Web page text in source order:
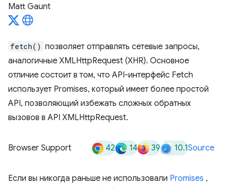
Matt Gaunt
fetch() позволяет отправлять сетевые запросы,
аналогичные XMLHttpRequest (XHR). Основное
отличие состоит в том, что API-интерфейс Fetch
использует Promises, который имеет более простой
API, позволяющий избежать сложных обратных
вызовов в API XMLHttpRequest.
Browser Support 42 14 39 10.1Source
Если вы никогда раньше не использовали Promises ,